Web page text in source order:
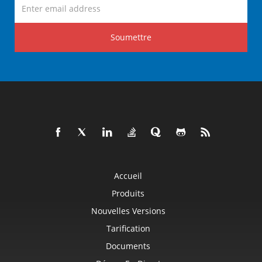
Soumettre
Accueil
Produits
Nouvelles Versions
Tarification
Documents